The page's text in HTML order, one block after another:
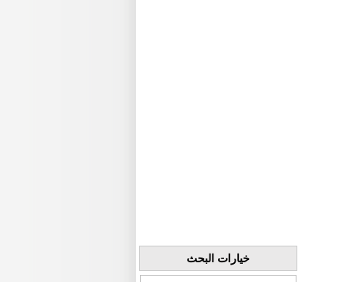
خيارات البحث